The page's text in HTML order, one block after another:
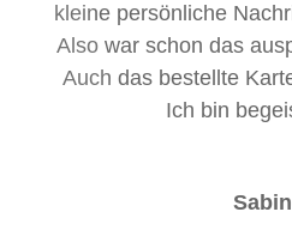
kleine persönliche
Also war schon das
Auch das bestellte
Ich bin